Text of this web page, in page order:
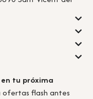
tu próxima
flash antes